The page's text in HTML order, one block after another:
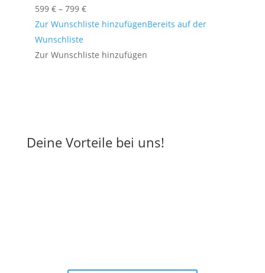
599 € – 799 €Preisspanne:
599 €
799 €
Zur Wunschliste hinzufügenBereits auf der
Wunschliste
Zur Wunschliste hinzufügen
Deine Vorteile bei uns!